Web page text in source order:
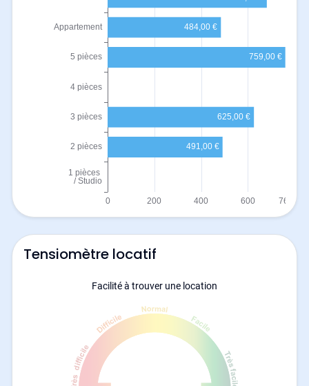
Tensiomètre locatif
Facilité à trouver une location